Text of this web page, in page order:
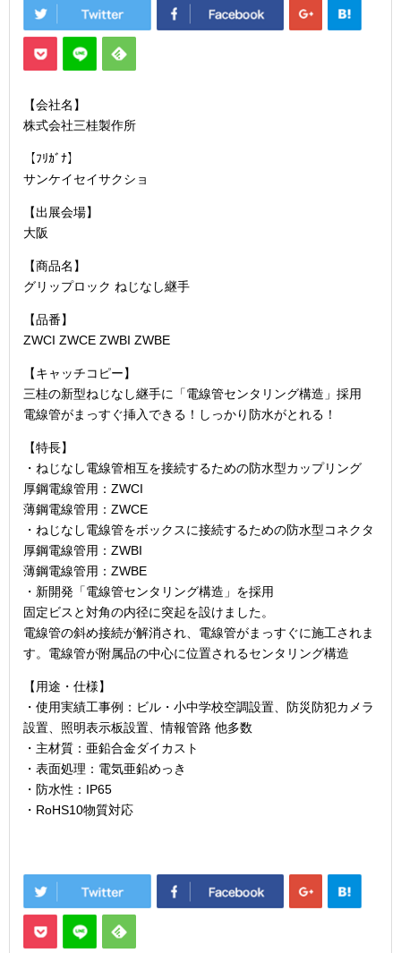
【会社名】
株式会社三桂製作所
【ﾌﾘｶﾞﾅ】
サンケイセイサクショ
【出展会場】
大阪
【商品名】
グリップロック ねじなし継手
【品番】
ZWCI ZWCE ZWBI ZWBE
【キャッチコピー】
三桂の新型ねじなし継手に「電線管センタリング構造」採用
電線管がまっすぐ挿入できる！しっかり防水がとれる！
【特長】
・ねじなし電線管相互を接続するための防水型カップリング
厚鋼電線管用：ZWCI
薄鋼電線管用：ZWCE
・ねじなし電線管をボックスに接続するための防水型コネクタ
厚鋼電線管用：ZWBI
薄鋼電線管用：ZWBE
・新開発「電線管センタリング構造」を採用
固定ビスと対角の内径に突起を設けました。
電線管の斜め接続が解消され、電線管がまっすぐに施工されま
す。電線管が附属品の中心に位置されるセンタリング構造
【用途・仕様】
・使用実績工事例：ビル・小中学校空調設置、防災防犯カメラ
設置、照明表示板設置、情報管路 他多数
・主材質：亜鉛合金ダイカスト
・表面処理：電気亜鉛めっき
・防水性：IP65
・RoHS10物質対応